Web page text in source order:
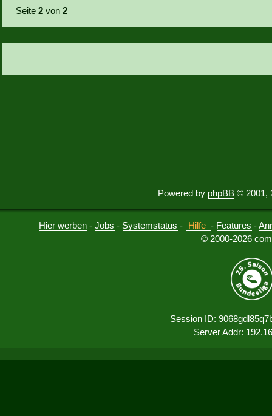
Seite2 von2
Powered by phpBB © 2001,
Hier werben -Jobs - Systemstatus - Hilfe - Features -
© 2000-2026
Session ID:
Server Addr: